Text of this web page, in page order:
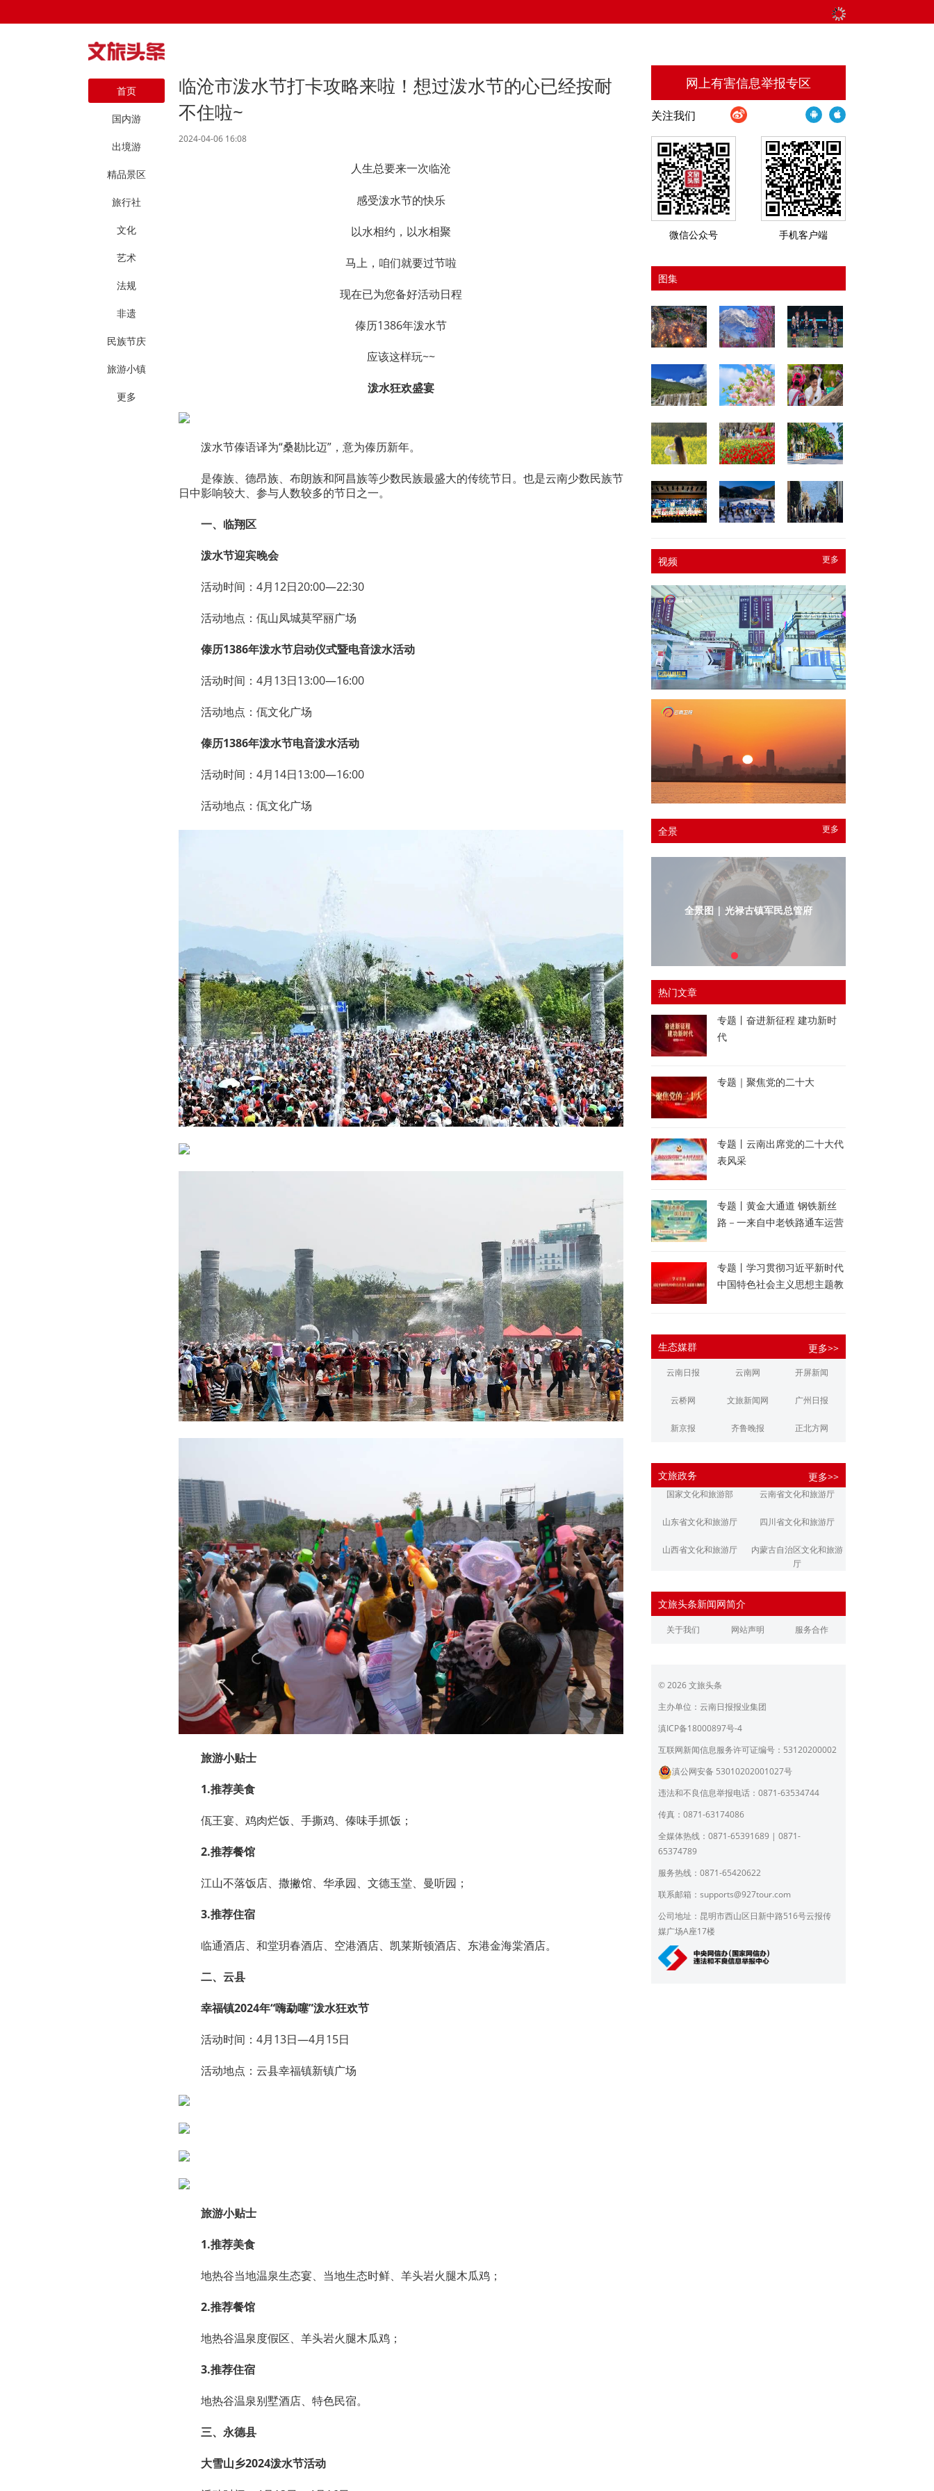
首页
国内游
出境游
精品景区
旅行社
文化
艺术
法规
非遗
民族节庆
旅游小镇
更多
临沧市泼水节打卡攻略来啦！想过泼水节的心已经按耐
不住啦~
2024-04-06 16:08
人生总要来一次临沧
感受泼水节的快乐
以水相约，以水相聚
马上，咱们就要过节啦
现在已为您备好活动日程
傣历1386年泼水节
应该这样玩~~
泼水狂欢盛宴
泼水节傣语译为“桑勘比迈”，意为傣历新年。
是傣族、德昂族、布朗族和阿昌族等少数民族最盛大的传统节日。也是云南少数民族节
日中影响较大、参与人数较多的节日之一。
一、临翔区
泼水节迎宾晚会
活动时间：4月12日20:00—22:30
活动地点：佤山凤城莫罕丽广场
傣历1386年泼水节启动仪式暨电音泼水活动
活动时间：4月13日13:00—16:00
活动地点：佤文化广场
傣历1386年泼水节电音泼水活动
活动时间：4月14日13:00—16:00
活动地点：佤文化广场
旅游小贴士
1.推荐美食
佤王宴、鸡肉烂饭、手撕鸡、傣味手抓饭；
2.推荐餐馆
江山不落饭店、撒撇馆、华承园、文德玉堂、曼听园；
3.推荐住宿
临通酒店、和堂玥春酒店、空港酒店、凯莱斯顿酒店、东港金海棠酒店。
二、云县
幸福镇2024年“嗨勐噻”泼水狂欢节
活动时间：4月13日—4月15日
活动地点：云县幸福镇新镇广场
旅游小贴士
1.推荐美食
地热谷当地温泉生态宴、当地生态时鲜、羊头岩火腿木瓜鸡；
2.推荐餐馆
地热谷温泉度假区、羊头岩火腿木瓜鸡；
3.推荐住宿
地热谷温泉别墅酒店、特色民宿。
三、永德县
大雪山乡2024泼水节活动
网上有害信息举报专区
关注我们
微信公众号 手机客户端
图集
更多
视频
更多
全景
全景图 | 光禄古镇军民总管府
热门文章
专题丨奋进新征程 建功新时
代
专题｜聚焦党的二十大
专题丨云南出席党的二十大代
表风采
专题丨黄金大通道 钢铁新丝
路－一来自中老铁路通车运营
专题丨学习贯彻习近平新时代
中国特色社会主义思想主题教
生态媒群 更多>>
云南日报 云南网 开屏新闻
云桥网 文旅新闻网 广州日报
新京报 齐鲁晚报 正北方网
江南都市报 潇湘晨报
文旅政务 更多>>
国家文化和旅游部 云南省文化和旅游厅
山东省文化和旅游厅 四川省文化和旅游厅
山西省文化和旅游厅
内蒙古自治区文化和旅游
厅
浙江省文化和旅游厅
江西省文化和旅游厅 河南省文化和旅游厅
广东省文化和旅游厅
育厅
陕西省文化和旅游厅 甘肃省文化和旅游厅
青海省文化和旅游厅
宁夏回族自治区文化和旅
北京市文旅局
上海市文化和旅游局
员会
文旅头条新闻网简介
关于我们 网站声明 服务合作
© 2026 文旅头条
主办单位：云南日报报业集团
滇ICP备18000897号-4
互联网新闻信息服务许可证编号：53120200002
滇公网安备 53010202001027号
违法和不良信息举报电话：0871-63534744
传真：0871-63174086
全媒体热线：0871-65391689 | 0871-
65374789
服务热线：0871-65420622
联系邮箱： supports@927tour.com
公司地址：昆明市西山区日新中路516号云报传
媒广场A座17楼